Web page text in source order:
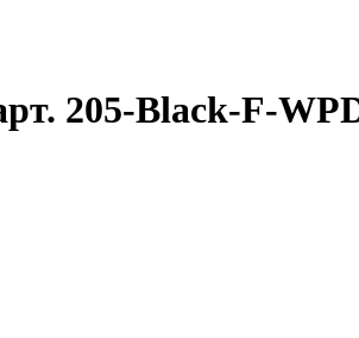
205-Black-F-